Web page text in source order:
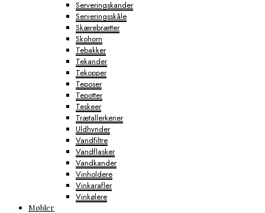
Serveringskander
Serveringsskåle
Skærebrætter
Skohorn
Tebakker
Tekander
Tekopper
Teposer
Tepotter
Teskeer
Trætallerkener
Uldhynder
Vandfiltre
Vandflasker
Vandkander
Vinholdere
Vinkarafler
Vinkølere
Møbler